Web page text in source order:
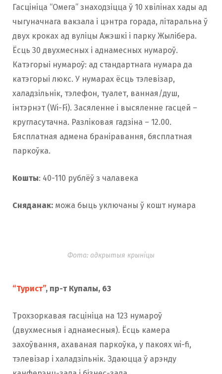
Гасцініца “Омега” знаходзіцца ў 10 хвілінах хады ад
чыгуначнага вакзала і цэнтра горада, літаральна ў
двух кроках ад вуліцы Ажэшкі і парку Жылібера.
Ёсць 30 двухмесных і аднамесных нумароў.
Катэгорыі нумароў: ад стандартнага нумара да
катэгорыі люкс. У нумарах ёсць тэлевізар,
халадзільнік, тэлефон, туалет, ванная/душ,
інтэрнэт (Wi-Fi). Засяленне і высяленне гасцей –
кругласутачна. Разліковая гадзіна – 12.00.
Бясплатная адмена браніравання, бясплатная
паркоўка.
Кошты: 40-110 рублёў з чалавека
Сняданак: можа быць уключаны ў кошт нумара
Фота: адкрытыя крыніцы
“Турист”, пр-т Купалы, 63
Трохзоркавая гасцініца на 123 нумароў
(двухмесныя і аднамесныя). Ёсць камера
захоўвання, ахаваная паркоўка, у пакоях wi-fi,
тэлевізар і халадзільнік. Здаюцца ў арэнду